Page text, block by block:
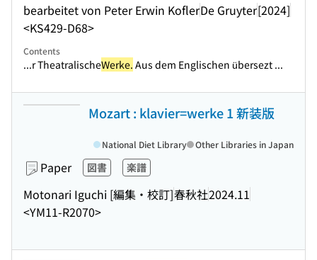
bearbeitet von Peter Erwin KoflerDe Gruyter[2024]
<KS429-D68>
Contents
...r TheatralischeWerke. Aus dem Englischen übersezt ...
Mozart : klavier=werke 1 新装版
Paper 図書 楽譜
Motonari Iguchi [編集・校訂]春秋社2024.11
<YM11-R2070>
National Diet Library Other Libraries in Japan